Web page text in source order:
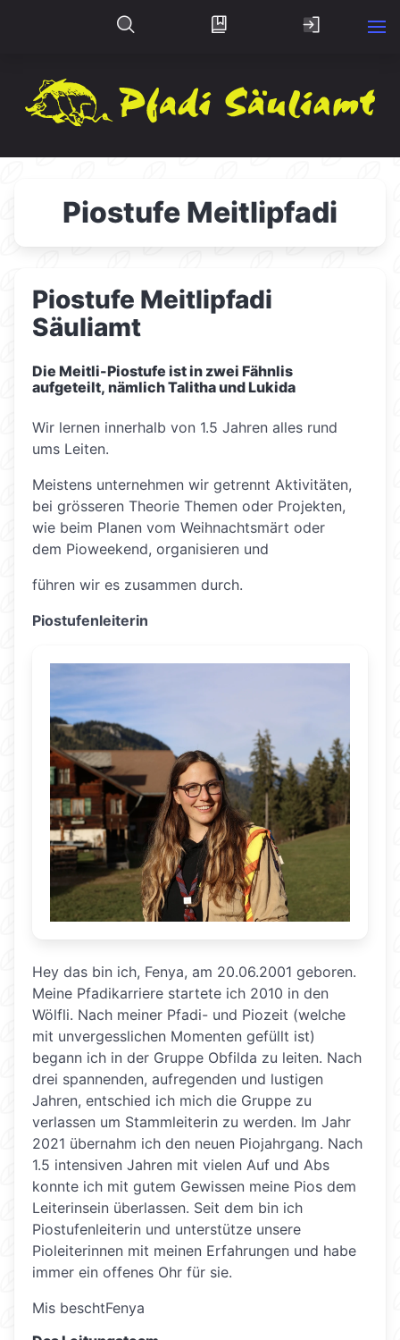
Piostufe Meitlipfadi
Piostufe Meitlipfadi
Säuliamt
Die Meitli-Piostufe ist in zwei Fähnlis
aufgeteilt, nämlich Talitha und Lukida
Wir lernen innerhalb von 1.5 Jahren alles rund
ums Leiten.
Meistens unternehmen wir getrennt Aktivitäten,
bei grösseren Theorie Themen oder Projekten,
wie beim Planen vom Weihnachtsmärt oder
dem Pioweekend, organisieren und
führen wir es zusammen durch.
Piostufenleiterin
Hey das bin ich, Fenya, am 20.06.2001 geboren.
Meine Pfadikarriere startete ich 2010 in den
Wölfli. Nach meiner Pfadi- und Piozeit (welche
mit unvergesslichen Momenten gefüllt ist)
begann ich in der Gruppe Obfilda zu leiten. Nach
drei spannenden, aufregenden und lustigen
Jahren, entschied ich mich die Gruppe zu
verlassen um Stammleiterin zu werden. Im Jahr
2021 übernahm ich den neuen Piojahrgang. Nach
1.5 intensiven Jahren mit vielen Auf und Abs
konnte ich mit gutem Gewissen meine Pios dem
Leiterinsein überlassen. Seit dem bin ich
Piostufenleiterin und unterstütze unsere
Pioleiterinnen mit meinen Erfahrungen und habe
immer ein offenes Ohr für sie.
Mis beschtFenya